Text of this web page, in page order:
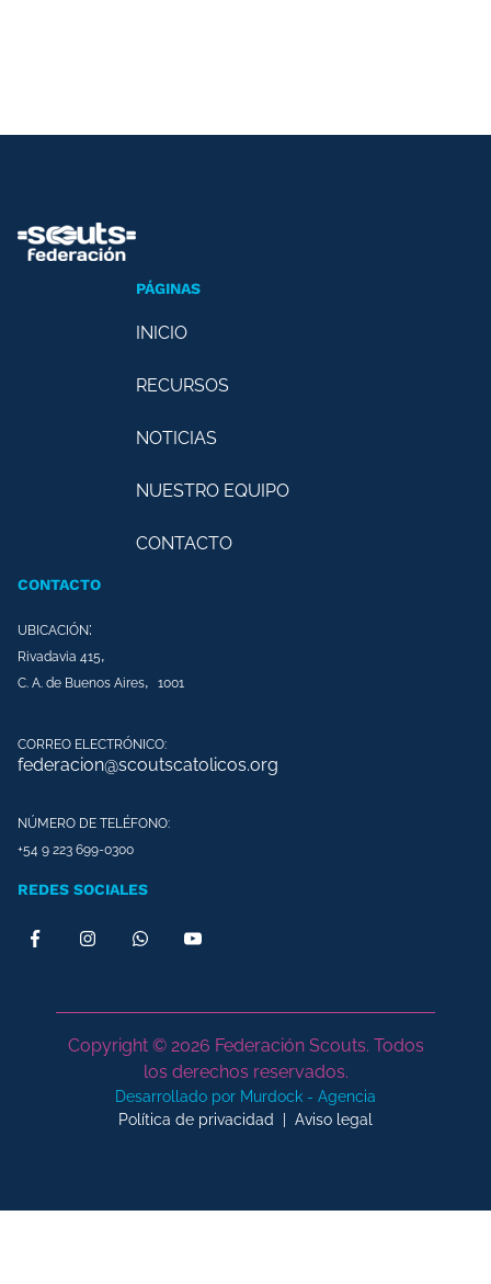
PÁGINAS
INICIO
RECURSOS
NOTICIAS
NUESTRO EQUIPO
CONTACTO
CONTACTO
UBICACIÓN:
Rivadavia 415,
C. A. de Buenos Aires, 1001
CORREO ELECTRÓNICO:
federacion@scoutscatolicos.org
NÚMERO DE TELÉFONO:
+54 9 223 699-0300
REDES SOCIALES
Copyright © 2026 Federación Scouts. Todos
los derechos reservados.
Desarrollado por Murdock - Agencia
Política de privacidad
Aviso legal